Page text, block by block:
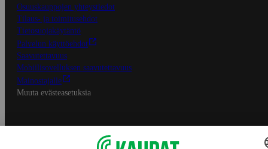
Osuuskauppojen yhteystiedot
Tilaus- ja toimitusehdot
Tietosuojakäytäntö
Palvelun käyttöehdot
Saavutettavuus
Mobiilisovelluksen saavutettavuus
Mainostajalle
Muuta evästeasetuksia
S-ryhmän palvelut